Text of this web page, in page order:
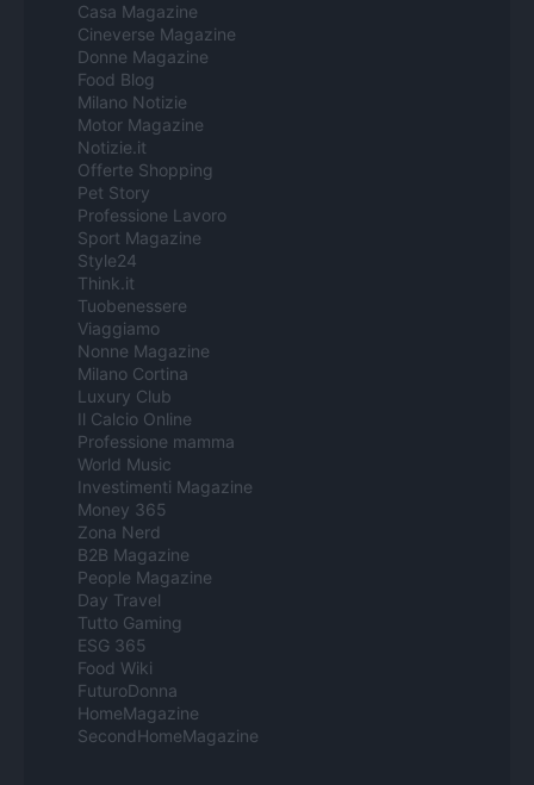
Casa Magazine
Cineverse Magazine
Donne Magazine
Food Blog
Milano Notizie
Motor Magazine
Notizie.it
Offerte Shopping
Pet Story
Professione Lavoro
Sport Magazine
Style24
Think.it
Tuobenessere
Viaggiamo
Nonne Magazine
Milano Cortina
Luxury Club
Il Calcio Online
Professione mamma
World Music
Investimenti Magazine
Money 365
Zona Nerd
B2B Magazine
People Magazine
Day Travel
Tutto Gaming
ESG 365
Food Wiki
FuturoDonna
HomeMagazine
SecondHomeMagazine